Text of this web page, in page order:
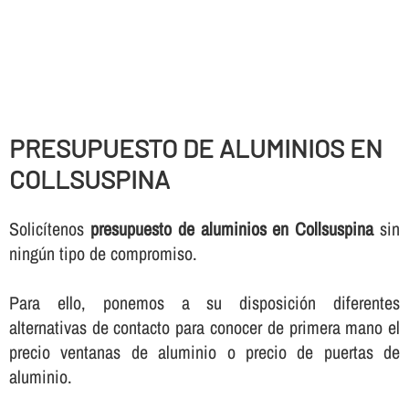
PRESUPUESTO DE ALUMINIOS EN
COLLSUSPINA
Solicí­tenos presupuesto de aluminios en Collsuspinasin
ningún tipo de compromiso.
Para ello, ponemos a su disposición diferentes
alternativas de contacto para conocer de primera mano el
precio ventanas de aluminio o precio de puertas de
aluminio.